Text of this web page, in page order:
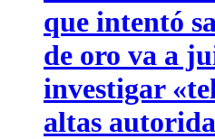
que intentó
de oro va a
investigar
altas